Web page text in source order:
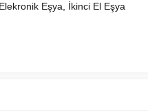
Elekronik Eşya, İkinci El Eşya